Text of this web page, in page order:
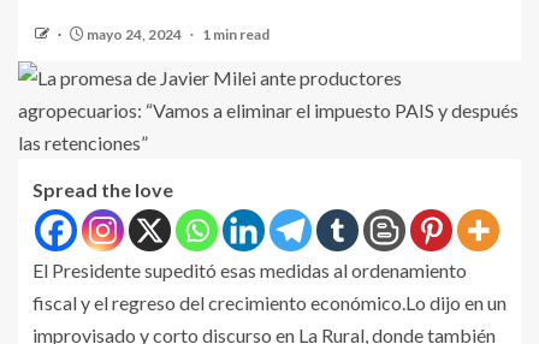
mayo 24, 2024 1 min read
Spread the love
El Presidente supeditó esas medidas al ordenamiento
fiscal y el regreso del crecimiento económico.Lo dijo en un
improvisado y corto discurso en La Rural, donde también